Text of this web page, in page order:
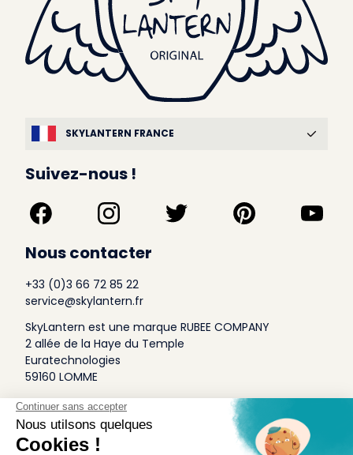
SKYLANTERN FRANCE
Suivez-nous !
Nous contacter
+33 (0)3 66 72 85 22
service@skylantern.fr
SkyLantern est une marque RUBEE COMPANY
2 allée de la Haye du Temple
Euratechnologies
59160 LOMME
A Propos
Qui sommes-nous